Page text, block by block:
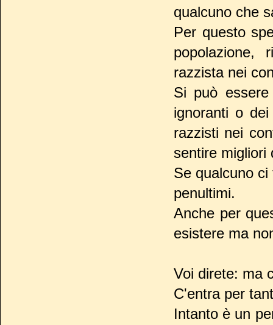
qualcuno che
Per questo
popolazione,
razzista nei
Si può
ignoranti o
razzisti nei
sentire migliori
Se qualcuno
penultimi.
Anche per
esistere ma
Voi direte: ma
C'entra per
Intanto è un